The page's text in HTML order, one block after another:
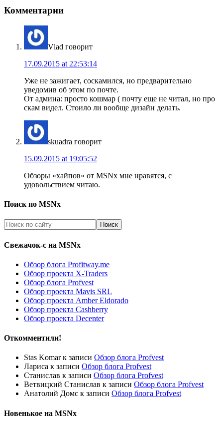
Комментарии
Vlad говорит
17.09.2015 at 22:53:14
Уже не зажигает, соскамился, но предварительно
уведомив об этом по почте.
От админа: просто кошмар ( почту еще не читал, но про
скам видел. Стоило ли вообще дизайн делать.
skuadra говорит
15.09.2015 at 19:05:52
Обзоры «хайпов» от MSNx мне нравятся, с
удовольствием читаю.
Поиск по MSNx
Свежачок-с на MSNx
Обзор блога Profitway.me
Обзор проекта X-Traders
Обзор блога Profvest
Обзор проекта Mavis SRL
Обзор проекта Amber Eldorado
Обзор проекта Cashberry
Обзор проекта Decenter
Откомментили!
Stas Komarк записи Обзор блога Profvest
Лариса к записи Обзор блога Profvest
Станислав к записи Обзор блога Profvest
Ветвицкий Станислав к записи Обзор блога Profvest
Анатолий Домс к записи Обзор блога Profvest
Новенькое на MSNx